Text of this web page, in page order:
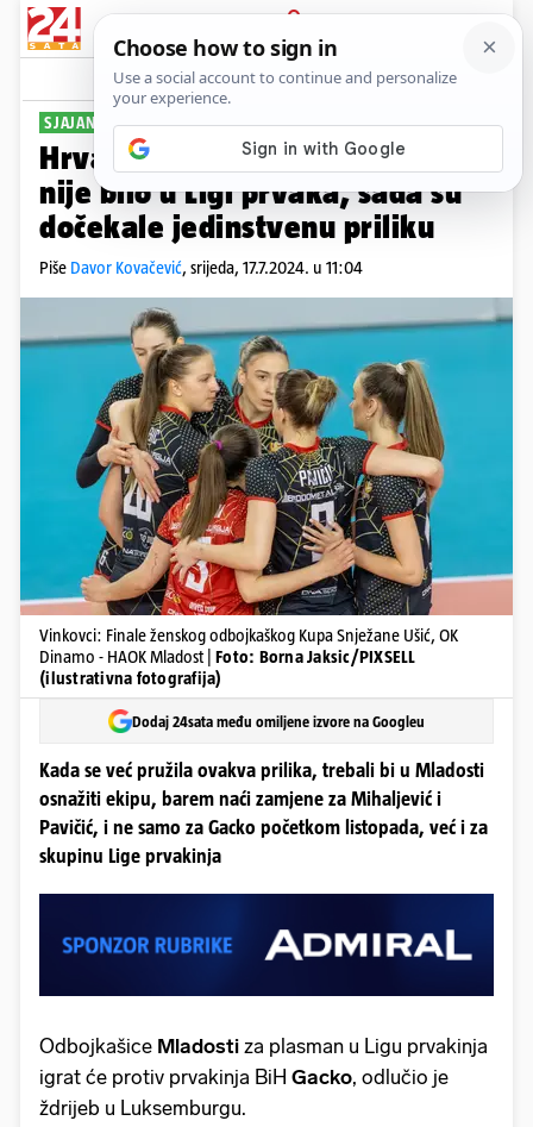
PRIJAVA
Sport Komentari
SJAJAN ŽDRIJEB
Hrvatskih prvakinja 18 godina
nije bilo u Ligi prvaka, sada su
dočekale jedinstvenu priliku
Piše Davor Kovačević, srijeda, 17.7.2024. u 11:04
Vinkovci: Finale ženskog odbojkaškog Kupa Snježane Ušić, OK
Dinamo - HAOK Mladost | Foto: Borna Jaksic/PIXSELL
(ilustrativna fotografija)
Dodaj 24sata među omiljene izvore na Googleu
Kada se već pružila ovakva prilika, trebali bi u Mladosti
osnažiti ekipu, barem naći zamjene za Mihaljević i
Pavičić, i ne samo za Gacko početkom listopada, već i za
skupinu Lige prvakinja
Odbojkašice Mladosti za plasman u Ligu prvakinja
igrat će protiv prvakinja BiH Gacko, odlučio je
ždrijeb u Luksemburgu.